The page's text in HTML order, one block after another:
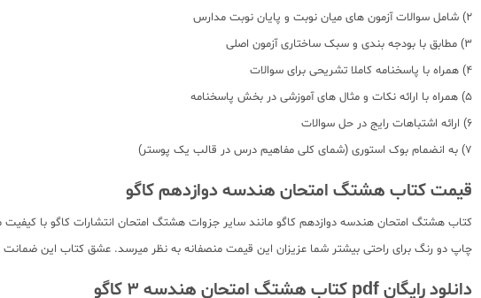
2) شامل سوالات آزمون های میان نوبت و پایان نوبت مدارس
3) مطابق با بودجه بندی و سبک ساختاری آزمون اصلی
4) همراه با پاسخنامه کاملا تشریحی برای سوالات
5) همراه با ارائه نکات و مثال های آموزشی در بخش پاسخنامه
6) ارائه اشتباهات رایج در حل سوالات
7) به انضمام بوک استوری (شمای کلی مفاهیم درس در قالب یک پوستر)
قیمت کتاب هشتگ امتحان هندسه دوازدهم کاگو
کتاب هشتگ امتحان هندسه دوازدهم کاگو مانند سایر جزوات هشتگ امتحان انتشارات کاگو با
چاپ دو رنگ برای راحتی بیشتر شما عزیزان این قیمت منصفانه به نظر میرسد. عشق کتاب این ضمانت
دانلود رایگان pdf کتاب هشتگ امتحان هندسه 3 کاگو